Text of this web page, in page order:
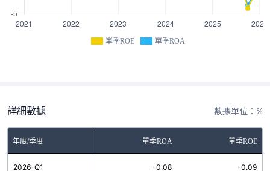
單季ROE 單季ROA
詳細數據 數據單位：%
年度/季度 單季ROA 單季ROE
2026-Q1 -0.08 -0.09